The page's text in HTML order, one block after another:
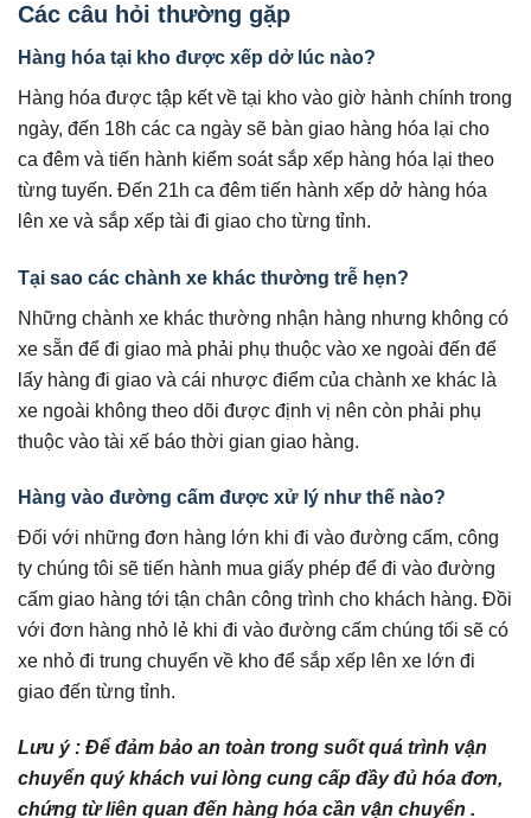
Các câu hỏi thường gặp
Hàng hóa tại kho được xếp dở lúc nào?
Hàng hóa được tập kết về tại kho vào giờ hành chính trong
ngày, đến 18h các ca ngày sẽ bàn giao hàng hóa lại cho
ca đêm và tiến hành kiểm soát sắp xếp hàng hóa lại theo
từng tuyến. Đến 21h ca đêm tiến hành xếp dở hàng hóa
lên xe và sắp xếp tài đi giao cho từng tỉnh.
Tại sao các chành xe khác thường trễ hẹn?
Những chành xe khác thường nhận hàng nhưng không có
xe sẵn để đi giao mà phải phụ thuộc vào xe ngoài đến để
lấy hàng đi giao và cái nhược điểm của chành xe khác là
xe ngoài không theo dõi được định vị nên còn phải phụ
thuộc vào tài xế báo thời gian giao hàng.
Hàng vào đường cấm được xử lý như thế nào?
Đối với những đơn hàng lớn khi đi vào đường cấm, công
ty chúng tôi sẽ tiến hành mua giấy phép để đi vào đường
cấm giao hàng tới tận chân công trình cho khách hàng. Đồi
với đơn hàng nhỏ lẻ khi đi vào đường cấm chúng tối sẽ có
xe nhỏ đi trung chuyển về kho để sắp xếp lên xe lớn đi
giao đến từng tỉnh.
Lưu ý : Để đảm bảo an toàn trong suốt quá trình vận
chuyển quý khách vui lòng cung cấp đầy đủ hóa đơn,
chứng từ liên quan đến hàng hóa cần vận chuyển .